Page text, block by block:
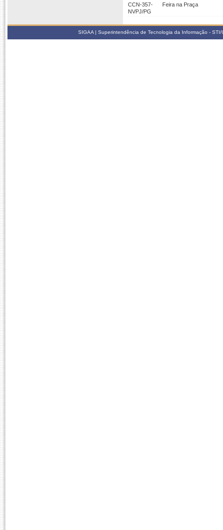
CCN-357-
NVPJ/PG
Feira na Praça
SIGAA | Superintendência de Tecnologia da Informação -